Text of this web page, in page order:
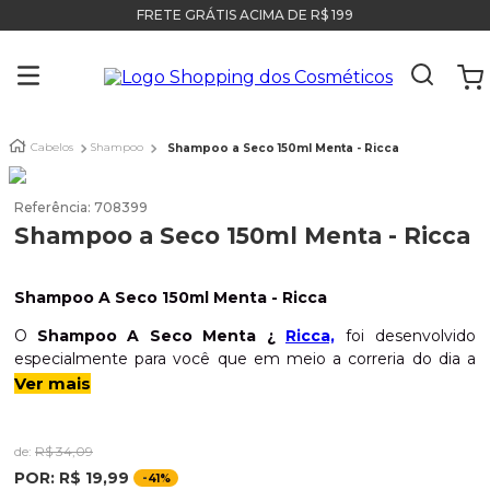
FRETE GRÁTIS ACIMA DE R$ 199
Cabelos Shampoo Shampoo a Seco 150ml Menta - Ricca
Referência: 708399
Shampoo a Seco 150ml Menta - Ricca
Shampoo A Seco 150ml Menta - Ricca
O Shampoo A Seco Menta ¿ Ricca, foi desenvolvido
especialmente para você que em meio a correria do dia a
dia não consegue tirar um tempinho para lavar o cabelo e
incrível, fios soltos, leves e para completar com um
cheiro incrível de menta.
Ver mais
de: R$ 34,09
POR: R$ 19,99 -41%